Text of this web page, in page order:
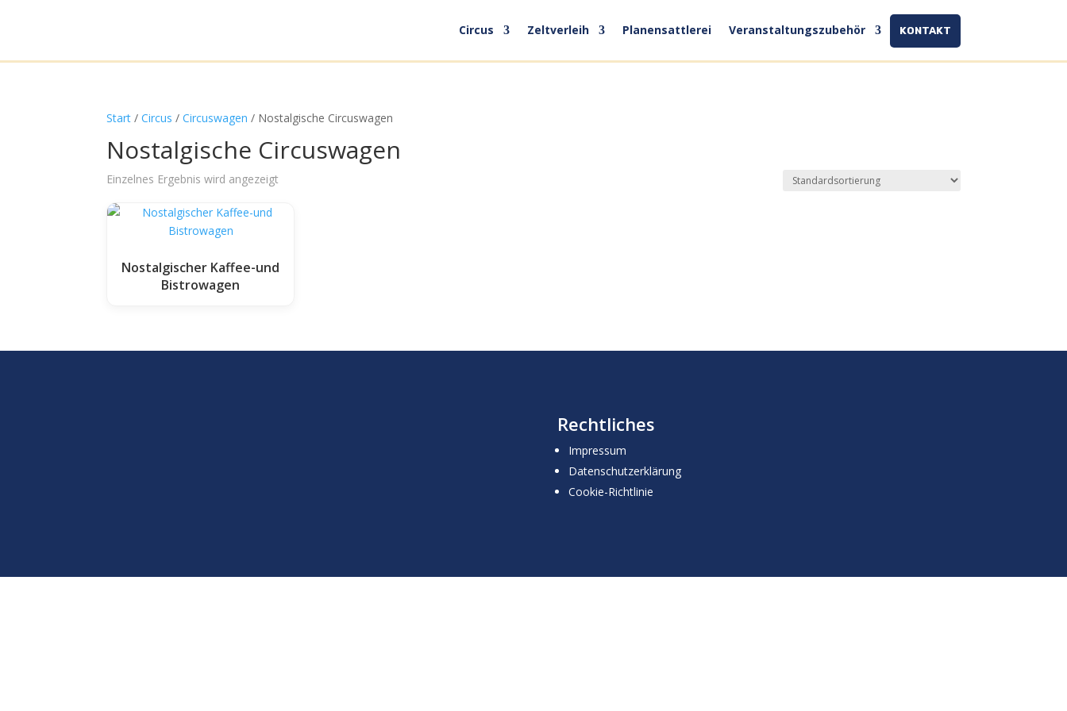
Circus Zeltverleih Planensattlerei Veranstaltungszubehör KONTAKT
Start /Circus /Circuswagen / Nostalgische Circuswagen
Nostalgische Circuswagen
Einzelnes Ergebnis wird angezeigt
Nostalgischer Kaffee-und
Bistrowagen
Rechtliches
Impressum
Datenschutzerklärung
Cookie-Richtlinie